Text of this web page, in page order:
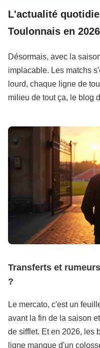
L'actualité
Toulonnais en 2026
Désormais, avec la
implacable. Les matchs
lourd, chaque ligne de
milieu de tout ça, le blog
Transferts et
?
Le mercato, c'est un
avant la fin de la saison
de sifflet. Et en 2026, les
ligne manque d'un